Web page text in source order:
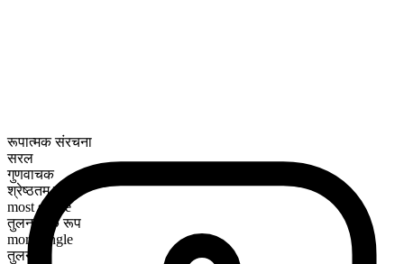
रूपात्मक संरचना
सरल
गुणवाचक
श्रेष्ठतम रूप
most single
तुलनात्मक रूप
more single
तुलनीय